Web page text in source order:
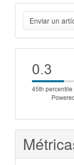
Enviar
un
artículo
Enviar un
Cite
score